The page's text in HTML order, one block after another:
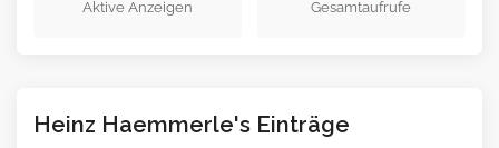
Heinz Haemmerle's Einträge